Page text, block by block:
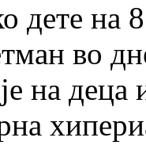
8
во
на